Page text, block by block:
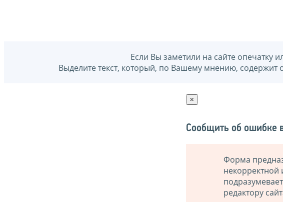
Если Вы заметили на сайте опечатку
Выделите текст, который, по Вашему мнению,
×
Сообщить об ошибке
Форма
редактору